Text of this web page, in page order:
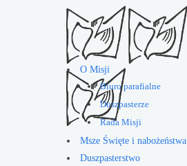
O Misji
Biuro parafialne
Duszpasterze
Rada Misji
Msze Święte i nabożeństwa
Duszpasterstwo